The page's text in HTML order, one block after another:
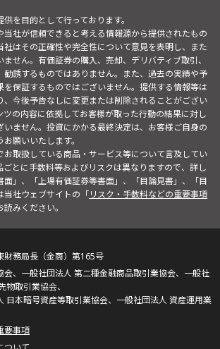
を目的として行っております。
社が信頼できると考える情報源から提供されたもの
社はその正確性や完全性について意見を表明し、また
せん。有価証券の購入、売却、デリバティブ取引、
勧誘するものではありません。また、過去の実績や予
保証するものではございません。提供する情報等は
、今後予告なしに変更または削除されることがござい
ツの内容に依拠してお客様が取った行動の結果に対し
ません。投資にかかる最終決定は、お客様ご自身の
願いいたします。
お取扱している商品・サービス等について言及してい
ごとに手数料等およびリスクは異なりますので、詳し
面」、「上場有価証券等書面」、「目論見書」、「目
当社ウェブサイトの「リスク・手数料などの重要事項
みください。
務局長（金商）第165号
会、一般社団法人 第二種金融商品取引業協会、一般社
物取引業協会、
日本暗号資産等取引業協会、一般社団法人 資産運用業
要事項